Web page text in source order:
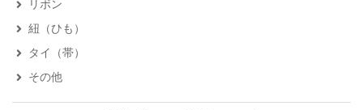
リボン
紐（ひも）
タイ（帯）
その他